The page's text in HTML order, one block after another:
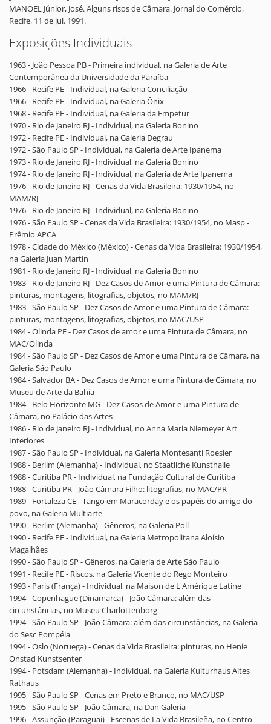
MANOEL Júnior, José. Alguns risos de Câmara. Jornal do Comércio,
Recife, 11 de jul. 1991.
Exposições Individuais
1963 - João Pessoa PB - Primeira individual, na Galeria de Arte
Contemporânea da Universidade da Paraíba
1966 - Recife PE - Individual, na Galeria Conciliação
1966 - Recife PE - Individual, na Galeria Ônix
1968 - Recife PE - Individual, na Galeria da Empetur
1970 - Rio de Janeiro RJ - Individual, na Galeria Bonino
1972 - Recife PE - Individual, na Galeria Degrau
1972 - São Paulo SP - Individual, na Galeria de Arte Ipanema
1973 - Rio de Janeiro RJ - Individual, na Galeria Bonino
1974 - Rio de Janeiro RJ - Individual, na Galeria de Arte Ipanema
1976 - Rio de Janeiro RJ - Cenas da Vida Brasileira: 1930/1954, no
MAM/RJ
1976 - Rio de Janeiro RJ - Individual, na Galeria Bonino
1976 - São Paulo SP - Cenas da Vida Brasileira: 1930/1954, no Masp -
Prêmio APCA
1978 - Cidade do México (México) - Cenas da Vida Brasileira: 1930/1954,
na Galeria Juan Martín
1981 - Rio de Janeiro RJ - Individual, na Galeria Bonino
1983 - Rio de Janeiro RJ - Dez Casos de Amor e uma Pintura de Câmara:
pinturas, montagens, litografias, objetos, no MAM/RJ
1983 - São Paulo SP - Dez Casos de Amor e uma Pintura de Câmara:
pinturas, montagens, litografias, objetos, no MAC/USP
1984 - Olinda PE - Dez Casos de amor e uma Pintura de Câmara, no
MAC/Olinda
1984 - São Paulo SP - Dez Casos de Amor e uma Pintura de Câmara, na
Galeria São Paulo
1984 - Salvador BA - Dez Casos de Amor e uma Pintura de Câmara, no
Museu de Arte da Bahia
1984 - Belo Horizonte MG - Dez Casos de Amor e uma Pintura de
Câmara, no Palácio das Artes
1986 - Rio de Janeiro RJ - Individual, no Anna Maria Niemeyer Art
Interiores
1987 - São Paulo SP - Individual, na Galeria Montesanti Roesler
1988 - Berlim (Alemanha) - Individual, no Staatliche Kunsthalle
1988 - Curitiba PR - Individual, na Fundação Cultural de Curitiba
1988 - Curitiba PR - João Câmara Filho: litografias, no MAC/PR
1989 - Fortaleza CE - Tango em Maracorday e os papéis do amigo do
povo, na Galeria Multiarte
1990 - Berlim (Alemanha) - Gêneros, na Galeria Poll
1990 - Recife PE - Individual, na Galeria Metropolitana Aloísio
Magalhães
1990 - São Paulo SP - Gêneros, na Galeria de Arte São Paulo
1991 - Recife PE - Riscos, na Galeria Vicente do Rego Monteiro
1993 - Paris (França) - Individual, na Maison de L'Amérique Latine
1994 - Copenhague (Dinamarca) - João Câmara: além das
circunstâncias, no Museu Charlottenborg
1994 - São Paulo SP - João Câmara: além das circunstâncias, na Galeria
do Sesc Pompéia
1994 - Oslo (Noruega) - Cenas da Vida Brasileira: pinturas, no Henie
Onstad Kunstsenter
1994 - Potsdam (Alemanha) - Individual, na Galeria Kulturhaus Altes
Rathaus
1995 - São Paulo SP - Cenas em Preto e Branco, no MAC/USP
1995 - São Paulo SP - João Câmara, na Dan Galeria
1996 - Assunção (Paraguai) - Escenas de La Vida Brasileña, no Centro